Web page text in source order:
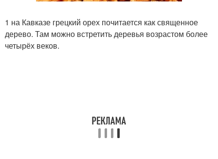
1 на Кавказе грецкий орех почитается как священное
дерево. Там можно встретить деревья возрастом более
четырёх веков.